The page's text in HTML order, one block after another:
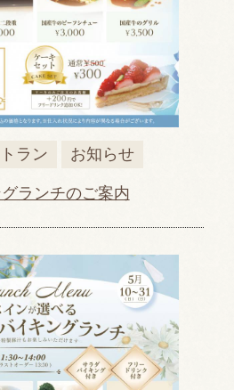
ラン お知らせ
ランチのご案内